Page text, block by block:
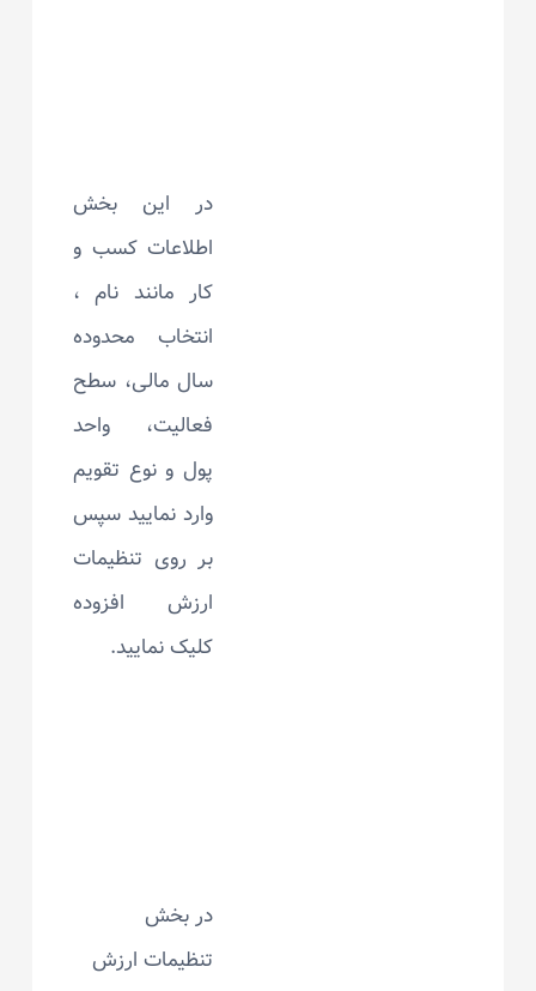
در این بخش
اطلاعات کسب و
کار مانند نام ،
انتخاب محدوده
سال مالی، سطح
فعالیت، واحد
پول و نوع تقویم
وارد نمایید سپس
بر روی تنظیمات
ارزش افزوده
کلیک نمایید.
در بخش
تنظیمات ارزش